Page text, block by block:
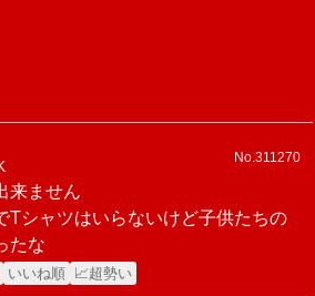
No.311270
来ません
Tシャツはいらないけど子供たちの
たな
いいね順 📈超勢い